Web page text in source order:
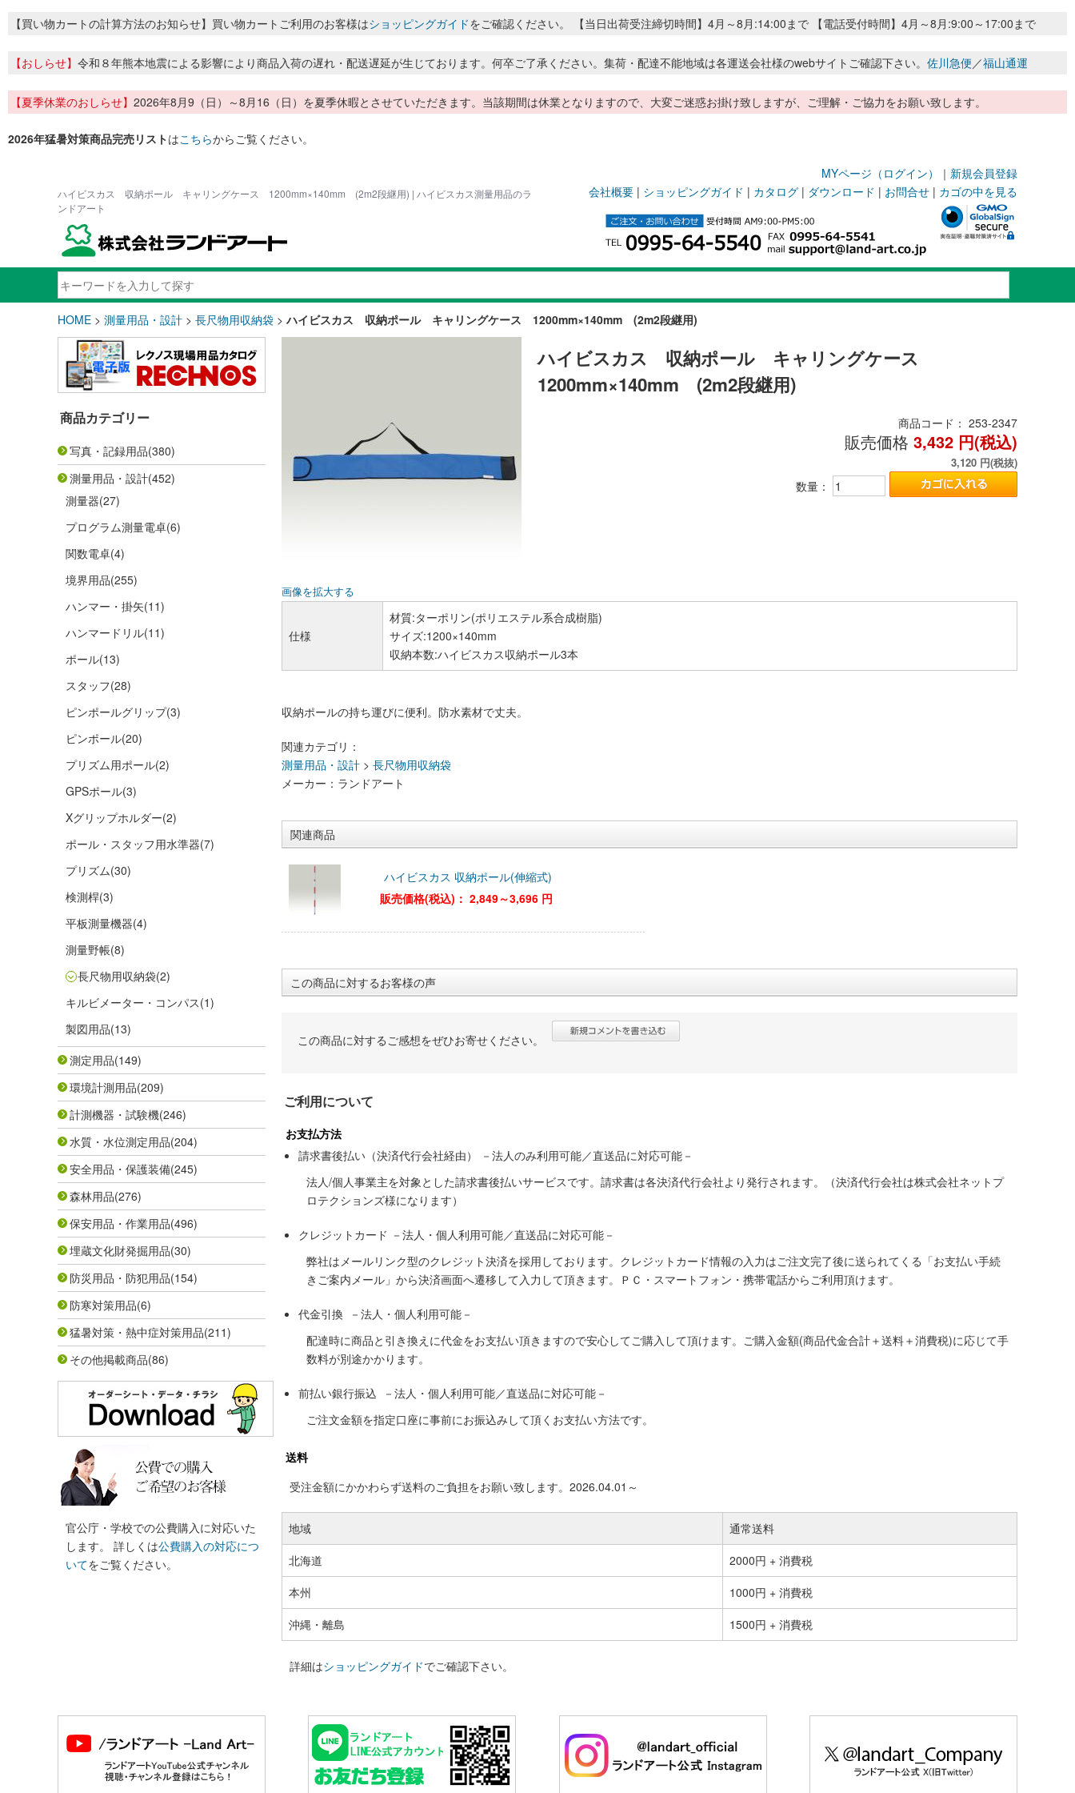
【買い物カートの計算方法のお知らせ】買い物カートご利用のお客様はショッピングガイドをご確認ください。 【当日出荷受注締切時間】4月～8月:14:00まで 【電話受付時間】4月～8月:9:00～17:00まで
【おしらせ】 令和８年熊本地震による影響により商品入荷の遅れ・配送遅延が生じております。何卒ご了承ください。集荷・配達不能地域は各運送会社様のwebサイトご確認下さい。 佐川急便／福山通運
【夏季休業のおしらせ】 2026年8月9（日）～8月16（日）を夏季休暇とさせていただきます。当該期間は休業となりますので、大変ご迷惑お掛け致しますが、ご理解・ご協力をお願い致します。
2026年猛暑対策商品完売リストはこちらからご覧ください。
MYページ（ログイン） ｜ 新規会員登録
ハイビスカス 収納ポール キャリングケース 1200mm×140mm (2m2段継用) | ハイビスカス測量用品のラ
ンドアート
会社概要 | ショッピングガイド | カタログ | ダウンロード | お問合せ | カゴの中を見る
HOME > 測量用品・設計 > 長尺物用収納袋 >ハイビスカス 収納ポール キャリングケース 1200mm×140mm (2m2段継用)
商品カテゴリー
写真・記録用品(380)
測量用品・設計(452)
測量器(27)
プログラム測量電卓(6)
関数電卓(4)
境界用品(255)
ハンマー・掛矢(11)
ハンマードリル(11)
ポール(13)
スタッフ(28)
ピンポールグリップ(3)
ピンポール(20)
プリズム用ポール(2)
GPSポール(3)
Xグリップホルダー(2)
ポール・スタッフ用水準器(7)
プリズム(30)
検測桿(3)
平板測量機器(4)
測量野帳(8)
長尺物用収納袋(2)
キルビメーター・コンパス(1)
製図用品(13)
測定用品(149)
環境計測用品(209)
計測機器・試験機(246)
水質・水位測定用品(204)
安全用品・保護装備(245)
森林用品(276)
保安用品・作業用品(496)
埋蔵文化財発掘用品(30)
防災用品・防犯用品(154)
防寒対策用品(6)
猛暑対策・熱中症対策用品(211)
その他掲載商品(86)
官公庁・学校での公費購入に対応いた
します。 詳しくは公費購入の対応につ
いてをご覧ください。
画像を拡大する
ハイビスカス 収納ポール キャリングケース
1200mm×140mm (2m2段継用)
商品コード： 253-2347
販売価格 3,432 円(税込)
3,120 円(税抜)
数量：
仕様
材質:ターポリン(ポリエステル系合成樹脂)
サイズ:1200×140mm
収納本数:ハイビスカス収納ポール3本
収納ポールの持ち運びに便利。防水素材で丈夫。
関連カテゴリ：
測量用品・設計 > 長尺物用収納袋
メーカー：ランドアート
関連商品
ハイビスカス 収納ポール(伸縮式)
販売価格(税込)： 2,849～3,696 円
この商品に対するお客様の声
この商品に対するご感想をぜひお寄せください。
ご利用について
お支払方法
請求書後払い（決済代行会社経由） －法人のみ利用可能／直送品に対応可能－
法人/個人事業主を対象とした請求書後払いサービスです。請求書は各決済代行会社より発行されます。（決済代行会社は株式会社ネットプ
ロテクションズ様になります）
クレジットカード －法人・個人利用可能／直送品に対応可能－
弊社はメールリンク型のクレジット決済を採用しております。クレジットカード情報の入力はご注文完了後に送られてくる「お支払い手続
きご案内メール」から決済画面へ遷移して入力して頂きます。ＰＣ・スマートフォン・携帯電話からご利用頂けます。
代金引換 －法人・個人利用可能－
配達時に商品と引き換えに代金をお支払い頂きますので安心してご購入して頂けます。ご購入金額(商品代金合計＋送料＋消費税)に応じて手
数料が別途かかります。
前払い銀行振込 －法人・個人利用可能／直送品に対応可能－
ご注文金額を指定口座に事前にお振込みして頂くお支払い方法です。
送料
受注金額にかかわらず送料のご負担をお願い致します。2026.04.01～
地域
通常送料
北海道
2000円 + 消費税
本州
1000円 + 消費税
沖縄・離島
1500円 + 消費税
詳細はショッピングガイドでご確認下さい。